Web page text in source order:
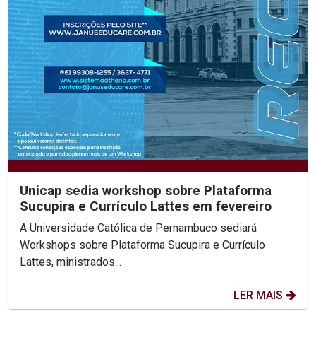
Unicap sedia workshop sobre Plataforma
Sucupira e Currículo Lattes em fevereiro
A Universidade Católica de Pernambuco sediará
Workshops sobre Plataforma Sucupira e Currículo
Lattes, ministrados...
LER MAIS